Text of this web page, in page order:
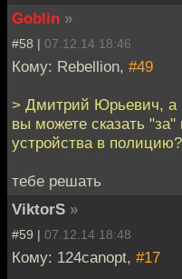
Goblin »
#58 | 07.12.14 18:46
Кому: Rebellion, #49
> Дмитрий Юрьевич, а
вы можете сказать
устройства в
тебе решать
ViktorS »
#59 | 07.12.14 18:48
Кому: 124canopt, #17